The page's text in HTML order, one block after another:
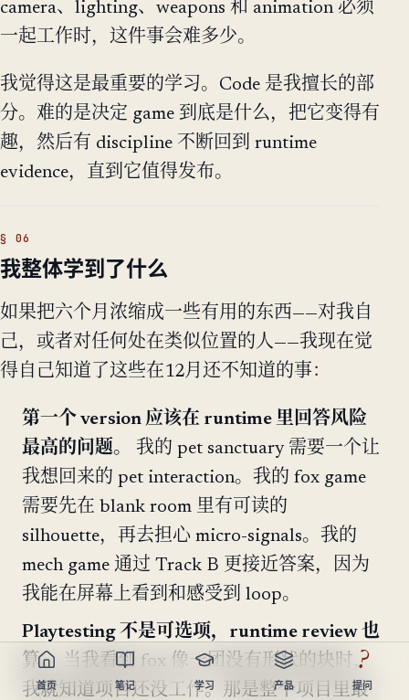
camera、lighting、weapons 和 animation 必须
一起工作时，这件事会难多少。
我觉得这是最重要的学习。Code 是我擅长的部
分。难的是决定 game 到底是什么，把它变得有
趣，然后有 discipline 不断回到 runtime
evidence，直到它值得发布。
我整体学到了什么
如果把六个月浓缩成一些有用的东西——对我自
己，或者对任何处在类似位置的人——我现在觉
得自己知道了这些在12月还不知道的事：
第一个 version 应该在 runtime 里回答风险
最高的问题。
我的 pet sanctuary 需要一个让
我想回来的 pet interaction。我的 fox game
需要先在 blank room 里有可读的
silhouette，再去担心 micro-signals。我的
mech game 通过 Track B 更接近答案，因为
我能在屏幕上看到和感受到 loop。
Playtesting 不是可选项，runtime review 也
算。 当我看到 fox 像一团没有形状的块时，
我就知道项目还没工作。那是整个项目里最
首页 笔记 学习 产品
?
提问